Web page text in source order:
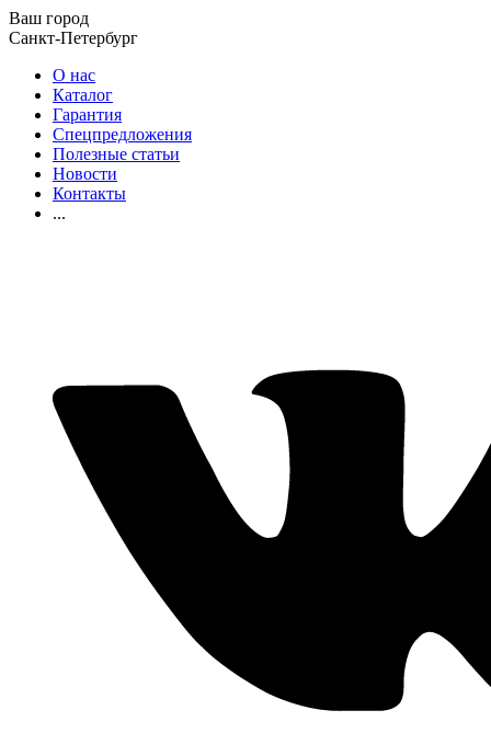
Ваш город
Санкт-Петербург
О нас
Каталог
Гарантия
Спецпредложения
Полезные статьи
Новости
Контакты
...